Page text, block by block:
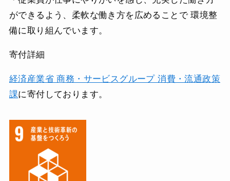
ができるよう、柔軟な働き方を広めることで 環境整
備に取り組んでいます。
寄付詳細
経済産業省 商務・サービスグループ 消費・流通政策
課に寄付しております。